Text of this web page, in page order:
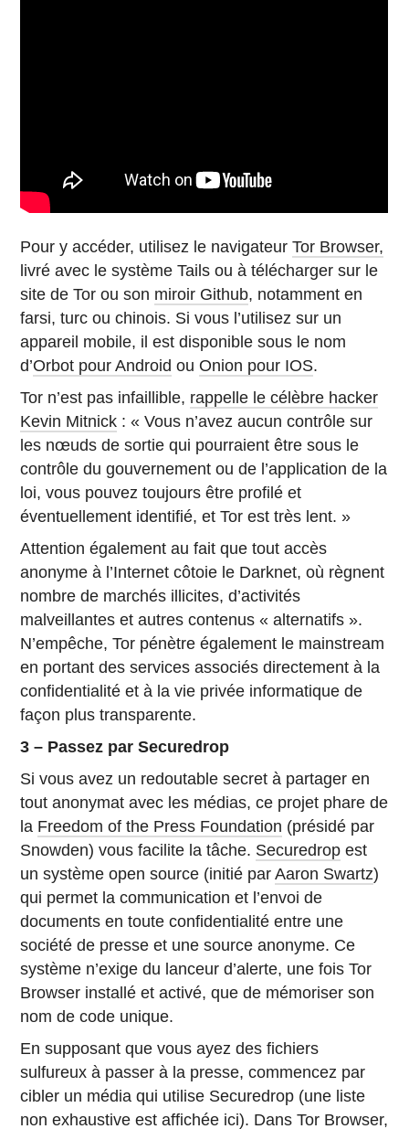
Pour y accéder, utilisez le navigateurTor Browser,
livré avec le système Tails ou à télécharger sur le
site de Tor ou son miroir Github, notamment en
farsi, turc ou chinois. Si vous l’utilisez sur un
appareil mobile, il est disponible sous le nom
d’Orbot pour Android ouOnion pour IOS.
Tor n’est pas infaillible, rappelle le célèbre hacker
Kevin Mitnick : « Vous n’avez aucun contrôle sur
les nœuds de sortie qui pourraient être sous le
contrôle du gouvernement ou de l’application de la
loi, vous pouvez toujours être profilé et
éventuellement identifié, et Tor est très lent. »
Attention également au fait que tout accès
anonyme à l’Internet côtoie le Darknet, où règnent
nombre de marchés illicites, d’activités
malveillantes et autres contenus « alternatifs ».
N’empêche, Tor pénètre également le mainstream
en portant des services associés directement à la
confidentialité et à la vie privée informatique de
façon plus transparente.
3 – Passez par Securedrop
Si vous avez un redoutable secret à partager en
tout anonymat avec les médias, ce projet phare de
la Freedom of the Press Foundation (présidé par
Snowden) vous facilite la tâche. Securedrop est
un système open source (initié parAaron Swartz)
qui permet la communication et l’envoi de
documents en toute confidentialité entre une
société de presse et une source anonyme. Ce
système n’exige du lanceur d’alerte, une fois Tor
Browser installé et activé, que de mémoriser son
nom de code unique.
En supposant que vous ayez des fichiers
sulfureux à passer à la presse, commencez par
cibler un média qui utilise Securedrop (une liste
non exhaustive est affichée ici). Dans Tor Browser,